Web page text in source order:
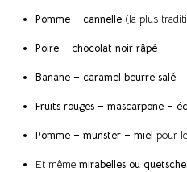
Pomme – cannelle (la plus
Poire – chocolat noir râpé
Banane – caramel beurre salé
Fruits rouges – mascarpone –
Pomme – munster – miel pour
Et même mirabelles ou